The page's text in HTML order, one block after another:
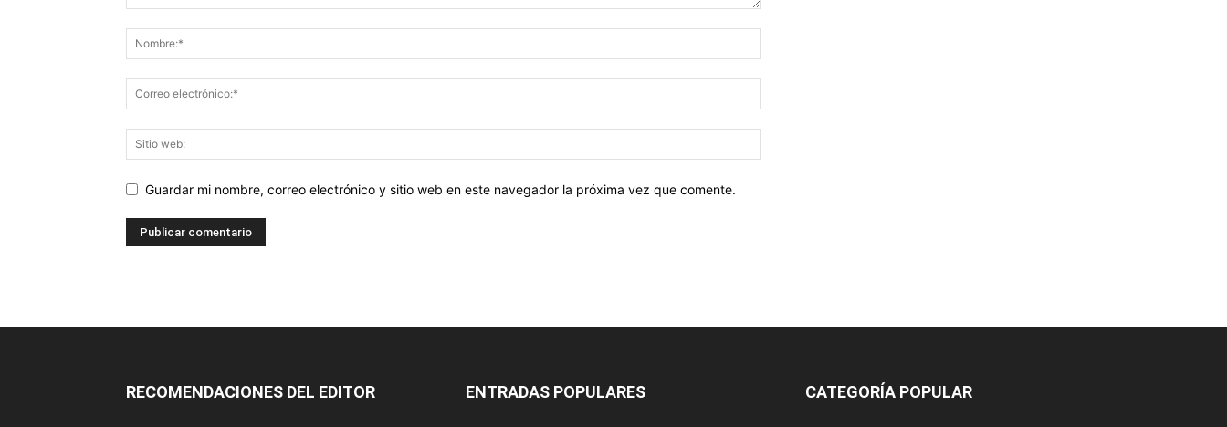
Guardar mi nombre, correo electrónico y sitio web en este navegador la próxima vez que comente.
RECOMENDACIONES DEL EDITOR ENTRADAS POPULARES CATEGORÍA POPULAR